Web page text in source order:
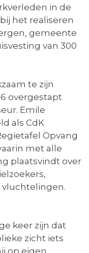
in de
het realiseren
gemeente
van 300
te zijn
overgestapt
Emile
als CdK
Opvang
met alle
plaatsvindt over
vluchtelingen.
keer zijn dat
zicht iets
op eigen